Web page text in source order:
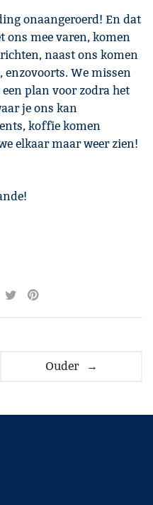
onaangeroerd! En dat
ons mee varen, komen
naast ons komen
enzovoorts. We missen
plan voor zodra het
je ons kan
koffie komen
elkaar maar weer zien!
Ouder →